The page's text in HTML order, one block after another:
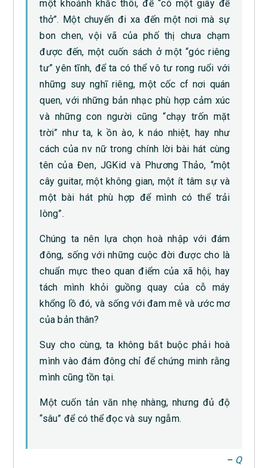
một khoảnh khắc thôi, để “có một giây để
thở”. Một chuyến đi xa đến một nơi mà sự
bon chen, vội vã của phố thị chưa chạm
được đến, một cuốn sách ở một “góc riêng
tư” yên tĩnh, để ta có thể vô tư rong ruổi với
những suy nghĩ riêng, một cốc cf nơi quán
quen, với những bản nhạc phù hợp cảm xúc
và những con người cũng “chạy trốn mặt
trời” như ta, k ồn ào, k náo nhiệt, hay như
cách của nv nữ trong chính lời bài hát cùng
tên của Đen, JGKid và Phương Thảo, “một
cây guitar, một không gian, một ít tâm sự và
một bài hát phù hợp để mình có thể trải
lòng”.
Chúng ta nên lựa chọn hoà nhập với đám
đông, sống với những cuộc đời được cho là
chuẩn mực theo quan điểm của xã hội, hay
tách mình khỏi guồng quay của cỗ máy
khổng lồ đó, và sống với đam mê và ước mơ
của bản thân?
Suy cho cùng, ta không bắt buộc phải hoà
mình vào đám đông chỉ để chứng minh rằng
mình cũng tồn tại.
Một cuốn tản văn nhẹ nhàng, nhưng đủ độ
“sâu” để có thể đọc và suy ngẫm.
– Q